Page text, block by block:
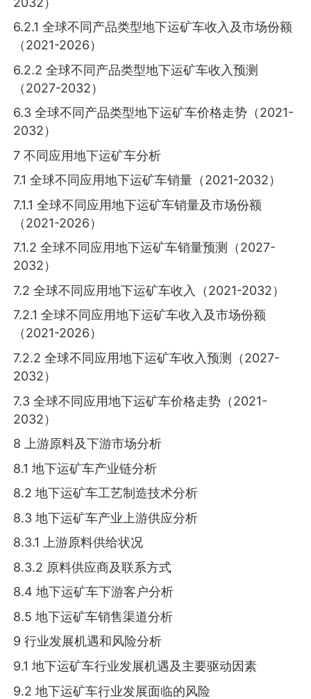
6.2.1 全球不同产品类型地下运矿车收入及市场份额
（2021-2026）
6.2.2 全球不同产品类型地下运矿车收入预测
（2027-2032）
6.3 全球不同产品类型地下运矿车价格走势（2021-
2032）
7 不同应用地下运矿车分析
7.1 全球不同应用地下运矿车销量（2021-2032）
7.1.1 全球不同应用地下运矿车销量及市场份额
（2021-2026）
7.1.2 全球不同应用地下运矿车销量预测（2027-
2032）
7.2 全球不同应用地下运矿车收入（2021-2032）
7.2.1 全球不同应用地下运矿车收入及市场份额
（2021-2026）
7.2.2 全球不同应用地下运矿车收入预测（2027-
2032）
7.3 全球不同应用地下运矿车价格走势（2021-
2032）
8 上游原料及下游市场分析
8.1 地下运矿车产业链分析
8.2 地下运矿车工艺制造技术分析
8.3 地下运矿车产业上游供应分析
8.3.1 上游原料供给状况
8.3.2 原料供应商及联系方式
8.4 地下运矿车下游客户分析
8.5 地下运矿车销售渠道分析
9 行业发展机遇和风险分析
9.1 地下运矿车行业发展机遇及主要驱动因素
9.2 地下运矿车行业发展面临的风险